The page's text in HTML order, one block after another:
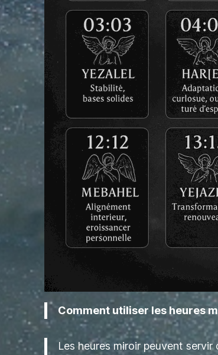
Comment utiliser les heures
Les heures miroir peuvent